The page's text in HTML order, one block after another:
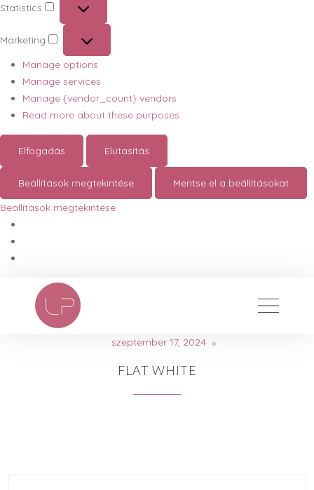
Statistics
Statistics
Marketing
Marketing
Manage options
Manage services
Manage {vendor_count} vendors
Read more about these purposes
Elfogadás Elutasítás
Beállítások megtekintése
Mentse el a beállításokat
Beállítások megtekintése
szeptember 17, 2024
FLAT WHITE